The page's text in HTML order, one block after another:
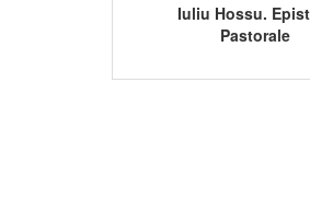
Iuliu Hossu.
Pastorale